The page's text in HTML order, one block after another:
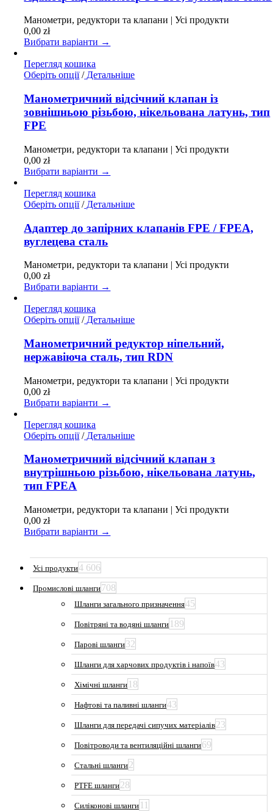
кілька
варіантів.
Параметри
можна
вибрати
на
сторінці
товару
Манометри, редуктори та клапани | Усі продукти
0,00zł
Вибрати варіанти →
Перегляд кошика
Оберіть опції Цей
має
кілька
варіантів.
вибрати
сторінці
/Детальніше
Манометричний відсічний клапан із
зовнішньою різьбою, нікельована латунь, тип
FPE
Манометри, редуктори та клапани | Усі продукти
0,00zł
Вибрати варіанти →
Перегляд кошика
Оберіть опції Цей
має
кілька
варіантів.
можна
на
товару
/Детальніше
Адаптер до запірних клапанів FPE / FPEA,
вуглецева сталь
Манометри, редуктори та клапани | Усі продукти
0,00zł
Вибрати варіанти →
Перегляд кошика
Оберіть опції Цей
має
кілька
варіантів.
можна
на
товару
/Детальніше
Манометричний редуктор ніпельний,
нержавіюча сталь, тип RDN
Манометри, редуктори та клапани | Усі продукти
0,00zł
Вибрати варіанти →
Перегляд кошика
Оберіть опції Цей
має
кілька
варіантів.
вибрати
сторінці
/Детальніше
Манометричний відсічний клапан з
внутрішньою різьбою, нікельована латунь,
тип FPEA
Манометри, редуктори та клапани | Усі продукти
0,00zł
Вибрати варіанти →
Усі продукти4 606
Промислові шланги708
Шланги загального призначення45
Повітряні та водяні шланги 189
Парові шланги32
Шланги для харчових продуктів і напоїв43
Хімічні шланги 18
Нафтові та паливні шланги43
Шланги для передачі сипучих матеріалів23
Повітроводи та вентиляційні шланги69
Стальні шланги2
PTFE шланги28
Силіконові шланги 11